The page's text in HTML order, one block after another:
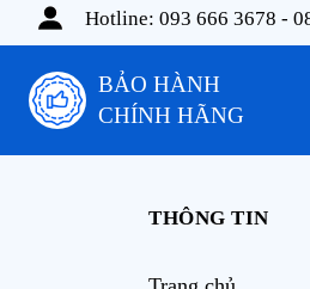
Hotline: 093 666 3678 -
BẢO HÀNH
CHÍNH HÃNG
THÔNG TIN